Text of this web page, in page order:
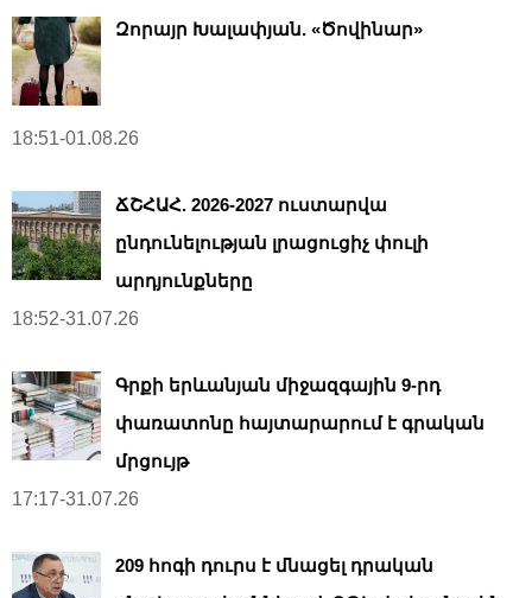
Զորայր Խալափյան. «Ծովինար»
18:51-01.08.26
ՃՇՀԱՀ. 2026-2027 ուստարվա
ընդունելության լրացուցիչ փուլի
արդյունքները
18:52-31.07.26
Գրքի երևանյան միջազգային 9-րդ
փառատոնը հայտարարում է գրական
մրցույթ
17:17-31.07.26
209 հոգի դուրս է մնացել դրական